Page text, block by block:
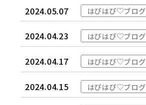
2024.05.07 はぴはぴ♡ブログ
2024.04.23 はぴはぴ♡ブログ
2024.04.17 はぴはぴ♡ブログ
2024.04.15 はぴはぴ♡ブログ